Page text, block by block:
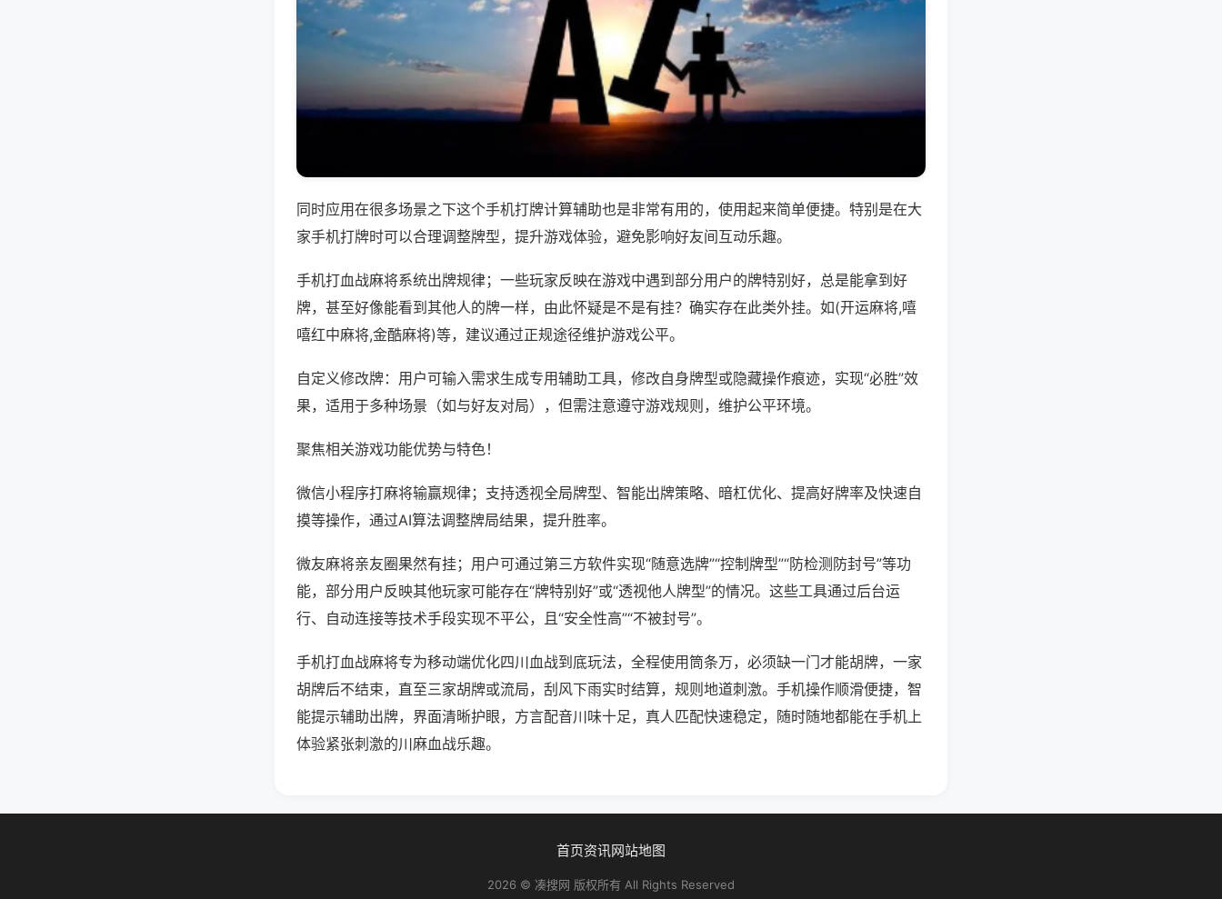
同时应用在很多场景之下这个手机打牌计算辅助也是非常有用的，使用起来简单便捷。特别是在大
家手机打牌时可以合理调整牌型，提升游戏体验，避免影响好友间互动乐趣。
手机打血战麻将系统出牌规律；一些玩家反映在游戏中遇到部分用户的牌特别好，总是能拿到好
牌，甚至好像能看到其他人的牌一样，由此怀疑是不是有挂？确实存在此类外挂。如(开运麻将,嘻
嘻红中麻将,金酷麻将)等，建议通过正规途径维护游戏公平。
自定义修改牌：用户可输入需求生成专用辅助工具，修改自身牌型或隐藏操作痕迹，实现“必胜”效
果，适用于多种场景（如与好友对局），但需注意遵守游戏规则，维护公平环境。
聚焦相关游戏功能优势与特色！
微信小程序打麻将输赢规律；支持透视全局牌型、智能出牌策略、暗杠优化、提高好牌率及快速自
摸等操作，通过AI算法调整牌局结果，提升胜率。
微友麻将亲友圈果然有挂；用户可通过第三方软件实现“随意选牌”“控制牌型”“防检测防封号”等功
能，部分用户反映其他玩家可能存在“牌特别好”或“透视他人牌型”的情况。这些工具通过后台运
行、自动连接等技术手段实现不平公，且“安全性高”“不被封号”。
手机打血战麻将专为移动端优化四川血战到底玩法，全程使用筒条万，必须缺一门才能胡牌，一家
胡牌后不结束，直至三家胡牌或流局，刮风下雨实时结算，规则地道刺激。手机操作顺滑便捷，智
能提示辅助出牌，界面清晰护眼，方言配音川味十足，真人匹配快速稳定，随时随地都能在手机上
体验紧张刺激的川麻血战乐趣。
首页资讯网站地图
2026 © 凑搜网 版权所有 All Rights Reserved